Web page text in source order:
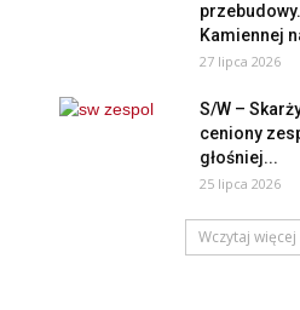
Kamiennej
27 lipca 2026
S/W –
ceniony
głośniej...
25 lipca 2026
Wczytaj więcej